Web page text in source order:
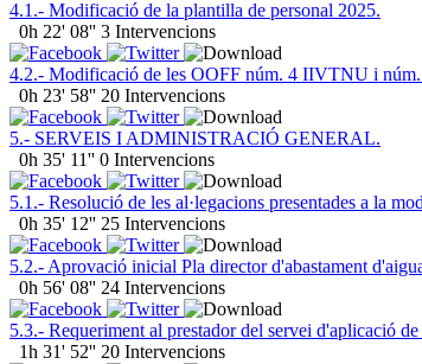
4.1.- Modificació de la plantilla de personal 2025.
0h 22' 08'' 3 Intervencions
4.2.- Modificació de les OOFF núm. 4 IIVTNU i núm.
0h 23' 58'' 20 Intervencions
5.- SERVEIS I ADMINISTRACIÓ GENERAL.
0h 35' 11'' 0 Intervencions
5.1.- Resolució de les al·legacions presentades a la
0h 35' 12'' 25 Intervencions
5.2.- Aprovació inicial Pla director d'abastament
0h 56' 08'' 24 Intervencions
5.3.- Requeriment al prestador del servei d'aplicació
1h 31' 52'' 20 Intervencions